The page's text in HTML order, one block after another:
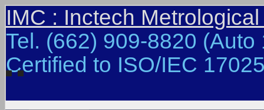
IMC : Inctech
Tel. (662) 909-8820
Certified to ISO/IEC